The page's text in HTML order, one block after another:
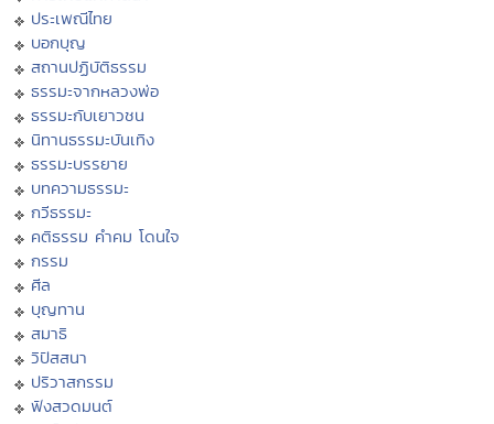
ประเพณีไทย
บอกบุญ
สถานปฏิบัติธรรม
ธรรมะจากหลวงพ่อ
ธรรมะกับเยาวชน
นิทานธรรมะบันเทิง
ธรรมะบรรยาย
บทความธรรมะ
กวีธรรมะ
คติธรรม คำคม โดนใจ
กรรม
ศีล
บุญทาน
สมาธิ
วิปัสสนา
ปริวาสกรรม
ฟังสวดมนต์